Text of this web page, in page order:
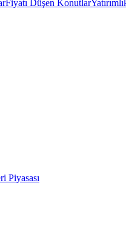
Fiyatı Düşen Konutlar
Piyasası